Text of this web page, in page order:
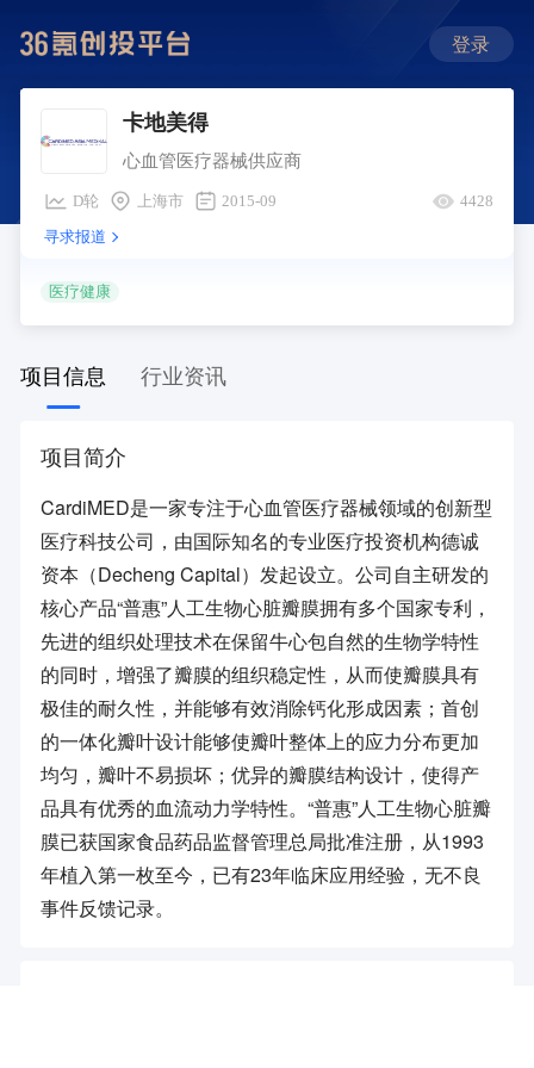
登录
卡地美得
心血管医疗器械供应商
D轮 上海市 2015-09 4428
寻求报道
医疗健康
项目信息 行业资讯
项目简介
CardiMED是一家专注于心血管医疗器械领域的创新型
医疗科技公司，由国际知名的专业医疗投资机构德诚
资本（Decheng Capital）发起设立。公司自主研发的
核心产品“普惠”人工生物心脏瓣膜拥有多个国家专利，
先进的组织处理技术在保留牛心包自然的生物学特性
的同时，增强了瓣膜的组织稳定性，从而使瓣膜具有
极佳的耐久性，并能够有效消除钙化形成因素；首创
的一体化瓣叶设计能够使瓣叶整体上的应力分布更加
均匀，瓣叶不易损坏；优异的瓣膜结构设计，使得产
品具有优秀的血流动力学特性。“普惠”人工生物心脏瓣
膜已获国家食品药品监督管理总局批准注册，从1993
年植入第一枚至今，已有23年临床应用经验，无不良
事件反馈记录。